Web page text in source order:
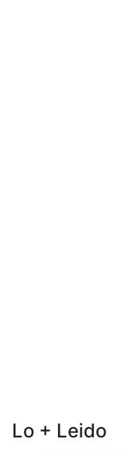
Lo + Leido